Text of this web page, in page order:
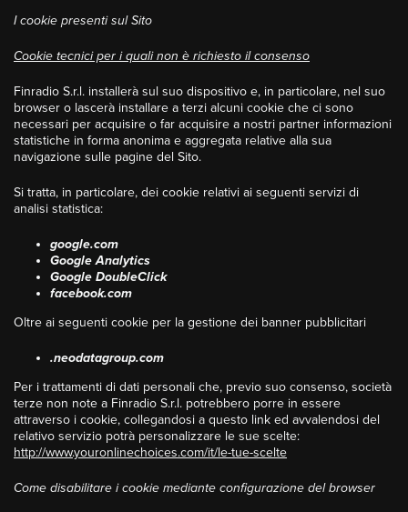
I cookie presenti sul Sito
Cookie tecnici per i quali non è richiesto il consenso
Finradio S.r.l. installerà sul suo dispositivo e, in particolare, nel suo
browser o lascerà installare a terzi alcuni cookie che ci sono
necessari per acquisire o far acquisire a nostri partner informazioni
statistiche in forma anonima e aggregata relative alla sua
navigazione sulle pagine del Sito.
Si tratta, in particolare, dei cookie relativi ai seguenti servizi di
analisi statistica:
google.com
Google Analytics
Google DoubleClick
facebook.com
Oltre ai seguenti cookie per la gestione dei banner pubblicitari
.neodatagroup.com
Per i trattamenti di dati personali che, previo suo consenso, società
terze non note a Finradio S.r.l. potrebbero porre in essere
attraverso i cookie, collegandosi a questo link ed avvalendosi del
relativo servizio potrà personalizzare le sue scelte:
http://www.youronlinechoices.com/it/le-tue-scelte
Come disabilitare i cookie mediante configurazione del browser